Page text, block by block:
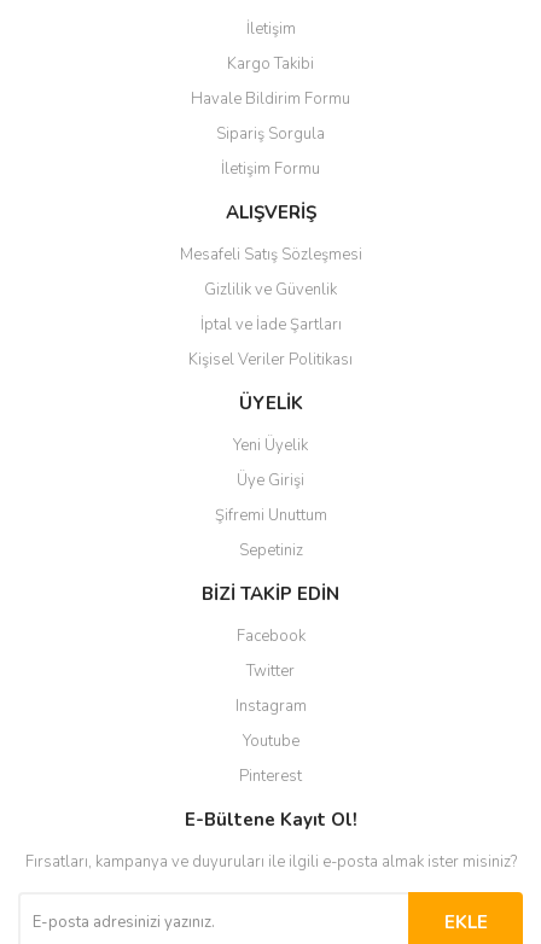
Ürün bilgilerinde hatalar bulunuyor.
Ürün fiyatı diğer sitelerden daha pahalı.
Bu ürüne benzer farklı alternatifler olmalı.
Gönder
İletişim
Kargo Takibi
Havale Bildirim Formu
Sipariş Sorgula
İletişim Formu
ALIŞVERİŞ
Mesafeli Satış Sözleşmesi
Gizlilik ve Güvenlik
İptal ve İade Şartları
Kişisel Veriler Politikası
ÜYELİK
Yeni Üyelik
Üye Girişi
Şifremi Unuttum
Sepetiniz
BİZİ TAKİP EDİN
Facebook
Twitter
Instagram
Youtube
Pinterest
E-Bültene Kayıt Ol!
Fırsatları, kampanya ve duyuruları ile ilgili e-posta almak ister misiniz?
EKLE